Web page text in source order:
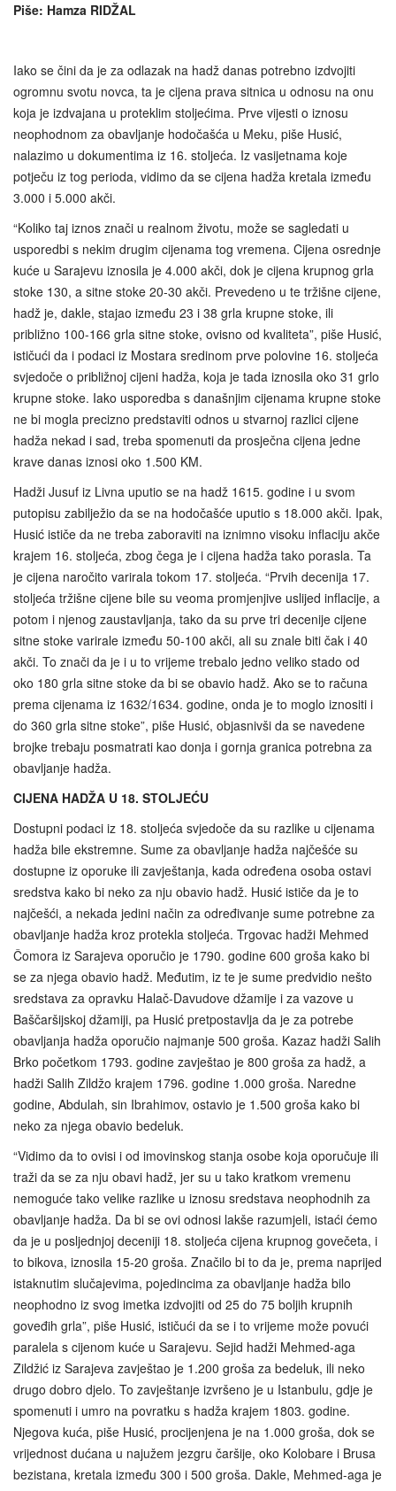
Piše: Hamza RIDŽAL
Iako se čini da je za odlazak na hadž danas potrebno izdvojiti
ogromnu svotu novca, ta je cijena prava sitnica u odnosu na onu
koja je izdvajana u proteklim stoljećima. Prve vijesti o iznosu
neophodnom za obavljanje hodočašća u Meku, piše Husić,
nalazimo u dokumentima iz 16. stoljeća. Iz vasijetnama koje
potječu iz tog perioda, vidimo da se cijena hadža kretala između
3.000 i 5.000 akči.
“Koliko taj iznos znači u realnom životu, može se sagledati u
usporedbi s nekim drugim cijenama tog vremena. Cijena osrednje
kuće u Sarajevu iznosila je 4.000 akči, dok je cijena krupnog grla
stoke 130, a sitne stoke 20-30 akči. Prevedeno u te tržišne cijene,
hadž je, dakle, stajao između 23 i 38 grla krupne stoke, ili
približno 100-166 grla sitne stoke, ovisno od kvaliteta”, piše Husić,
ističući da i podaci iz Mostara sredinom prve polovine 16. stoljeća
svjedoče o približnoj cijeni hadža, koja je tada iznosila oko 31 grlo
krupne stoke. Iako usporedba s današnjim cijenama krupne stoke
ne bi mogla precizno predstaviti odnos u stvarnoj razlici cijene
hadža nekad i sad, treba spomenuti da prosječna cijena jedne
krave danas iznosi oko 1.500 KM.
Hadži Jusuf iz Livna uputio se na hadž 1615. godine i u svom
putopisu zabilježio da se na hodočašće uputio s 18.000 akči. Ipak,
Husić ističe da ne treba zaboraviti na iznimno visoku inflaciju akče
krajem 16. stoljeća, zbog čega je i cijena hadža tako porasla. Ta
je cijena naročito varirala tokom 17. stoljeća. “Prvih decenija 17.
stoljeća tržišne cijene bile su veoma promjenjive uslijed inflacije, a
potom i njenog zaustavljanja, tako da su prve tri decenije cijene
sitne stoke varirale između 50-100 akči, ali su znale biti čak i 40
akči. To znači da je i u to vrijeme trebalo jedno veliko stado od
oko 180 grla sitne stoke da bi se obavio hadž. Ako se to računa
prema cijenama iz 1632/1634. godine, onda je to moglo iznositi i
do 360 grla sitne stoke”, piše Husić, objasnivši da se navedene
brojke trebaju posmatrati kao donja i gornja granica potrebna za
obavljanje hadža.
CIJENA HADŽA U 18. STOLJEĆU
Dostupni podaci iz 18. stoljeća svjedoče da su razlike u cijenama
hadža bile ekstremne. Sume za obavljanje hadža najčešće su
dostupne iz oporuke ili zavještanja, kada određena osoba ostavi
sredstva kako bi neko za nju obavio hadž. Husić ističe da je to
najčešći, a nekada jedini način za određivanje sume potrebne za
obavljanje hadža kroz protekla stoljeća. Trgovac hadži Mehmed
Čomora iz Sarajeva oporučio je 1790. godine 600 groša kako bi
se za njega obavio hadž. Međutim, iz te je sume predvidio nešto
sredstava za opravku Halač-Davudove džamije i za vazove u
Baščaršijskoj džamiji, pa Husić pretpostavlja da je za potrebe
obavljanja hadža oporučio najmanje 500 groša. Kazaz hadži Salih
Brko početkom 1793. godine zavještao je 800 groša za hadž, a
hadži Salih Zildžo krajem 1796. godine 1.000 groša. Naredne
godine, Abdulah, sin Ibrahimov, ostavio je 1.500 groša kako bi
neko za njega obavio bedeluk.
“Vidimo da to ovisi i od imovinskog stanja osobe koja oporučuje ili
traži da se za nju obavi hadž, jer su u tako kratkom vremenu
nemoguće tako velike razlike u iznosu sredstava neophodnih za
obavljanje hadža. Da bi se ovi odnosi lakše razumjeli, istaći ćemo
da je u posljednjoj deceniji 18. stoljeća cijena krupnog govečeta, i
to bikova, iznosila 15-20 groša. Značilo bi to da je, prema naprijed
istaknutim slučajevima, pojedincima za obavljanje hadža bilo
neophodno iz svog imetka izdvojiti od 25 do 75 boljih krupnih
goveđih grla”, piše Husić, ističući da se i to vrijeme može povući
paralela s cijenom kuće u Sarajevu. Sejid hadži Mehmed‑aga
Zildžić iz Sarajeva zavještao je 1.200 groša za bedeluk, ili neko
drugo dobro djelo. To zavještanje izvršeno je u Istanbulu, gdje je
spomenuti i umro na povratku s hadža krajem 1803. godine.
Njegova kuća, piše Husić, procijenjena je na 1.000 groša, dok se
vrijednost dućana u najužem jezgru čaršije, oko Kolobare i Brusa
bezistana, kretala između 300 i 500 groša. Dakle, Mehmed-aga je